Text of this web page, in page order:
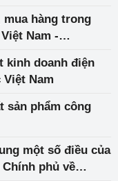
hàng trong
Nam -
kinh doanh điện
Việt Nam
sản phẩm công
một số điều của
Chính phủ về